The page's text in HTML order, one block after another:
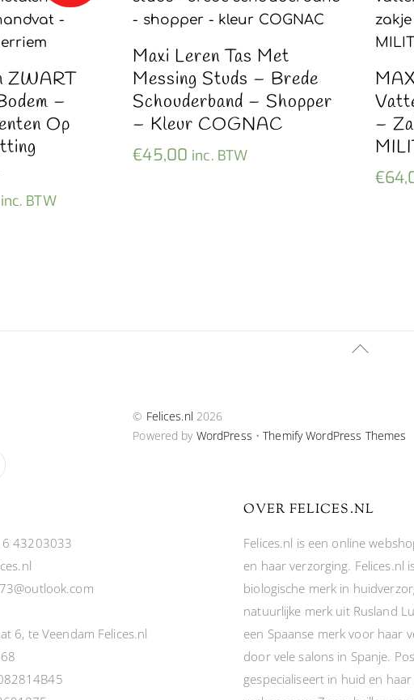
ZWART
–
Op
Huidige
inc. BTW
Maxi Leren Tas Met
Messing Studs – Brede
Schouderband – Shopper
– Kleur COGNAC
€45,00 inc. BTW
–
€
Back
© Felices.nl 2026
Powered by WordPress •Themify WordPress Themes
43203033
6, te Veendam Felices.nl
OVER FELICES.NL
Felices.nl is een online
en haar verzorging. Felices.nl
biologische merk in
natuurlijke merk uit Rusland
een Spaanse merk voor haar
door vele salons in Spanje.
gespecialiseert in huid en